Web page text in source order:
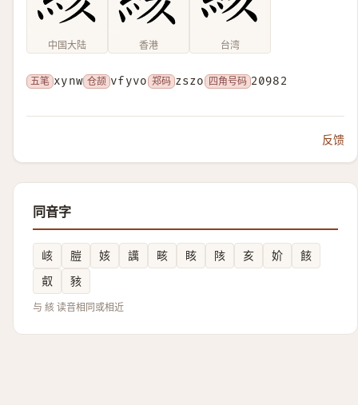
中国大陆 香港 台湾
五笔 xynw 仓颉 vfyvo 郑码 zszo 四角号码 20982
反馈
同音字
峐 䐩 姟 䜕 畡 䀭 陔 亥 妎
䬵
㕢
豥
与 絯 读音相同或相近